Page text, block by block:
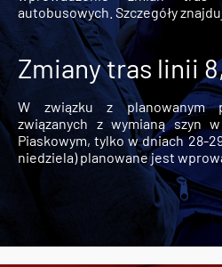
autobusowych. Szczegóły
Zmiany tras linii 8,
W związku z planowanym
związanych z wymianą szyn
Piaskowym, tylko w dniach 28-
niedziela) planowane jest